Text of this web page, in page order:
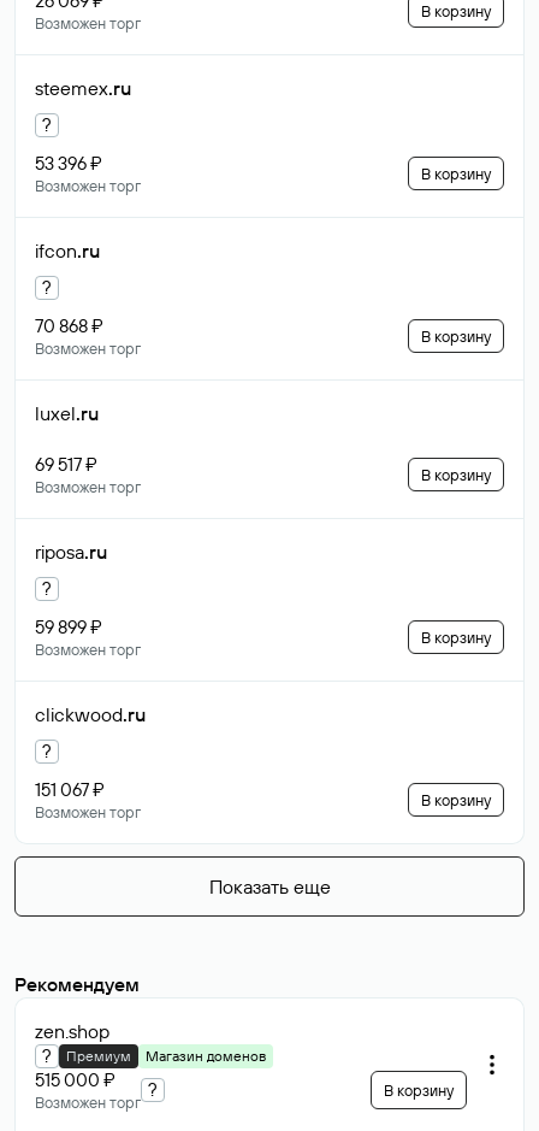
Возможен торг
В корзину
steemex.ru
?
53 396 ₽
Возможен торг
В корзину
ifcon.ru
?
70 868 ₽
Возможен торг
В корзину
luxel.ru
69 517 ₽
Возможен торг
В корзину
riposa.ru
?
59 899 ₽
Возможен торг
В корзину
clickwood.ru
?
151 067 ₽
Возможен торг
В корзину
Показать еще
Рекомендуем
zen.shop
? Премиум Магазин доменов
515 000 ₽
Возможен торг
? В корзину